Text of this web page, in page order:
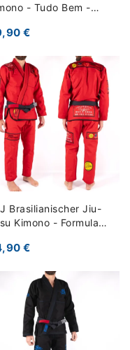
- Tudo Bem -
€
Brasilianischer Jiu-
Kimono - Formula
€